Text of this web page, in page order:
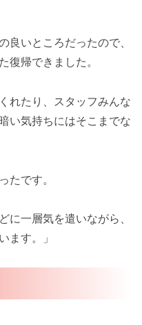
良いところだったので、
復帰できました。
れたり、スタッフみんな
い気持ちにはそこまでな
たです。
に一層気を遣いながら、
ます。」